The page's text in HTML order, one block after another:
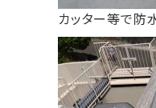
カッター等で防